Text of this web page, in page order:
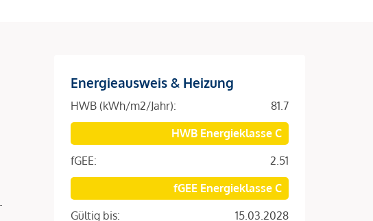
Energieausweis & Heizung
HWB (kWh/m2/Jahr):
81.7
HWB Energieklasse C
fGEE:
2.51
fGEE Energieklasse C
Gültig bis:
15.03.2028